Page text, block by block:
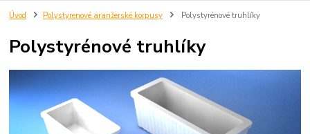
Úvod Polystyrenové aranžerské korpusy Polystyrénové truhlíky
Polystyrénové truhlíky